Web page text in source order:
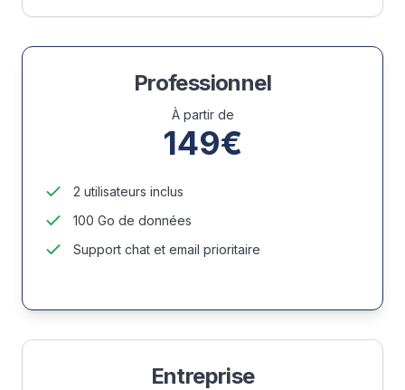
Professionnel
À partir de
149€
2 utilisateurs inclus
100 Go de données
Support chat et email prioritaire
Entreprise